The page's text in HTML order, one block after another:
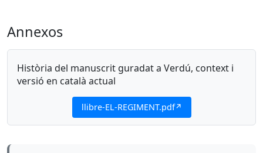
Annexos
Història del manuscrit guradat a Verdú, context i
versió en català actual
llibre-EL-REGIMENT.pdf